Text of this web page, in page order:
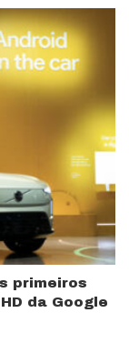
primeiros
da Google